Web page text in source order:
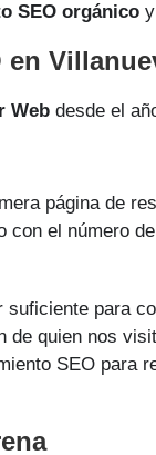
SEO orgánico y
Web desde el
página de
el número
para
de quien nos
SEO para